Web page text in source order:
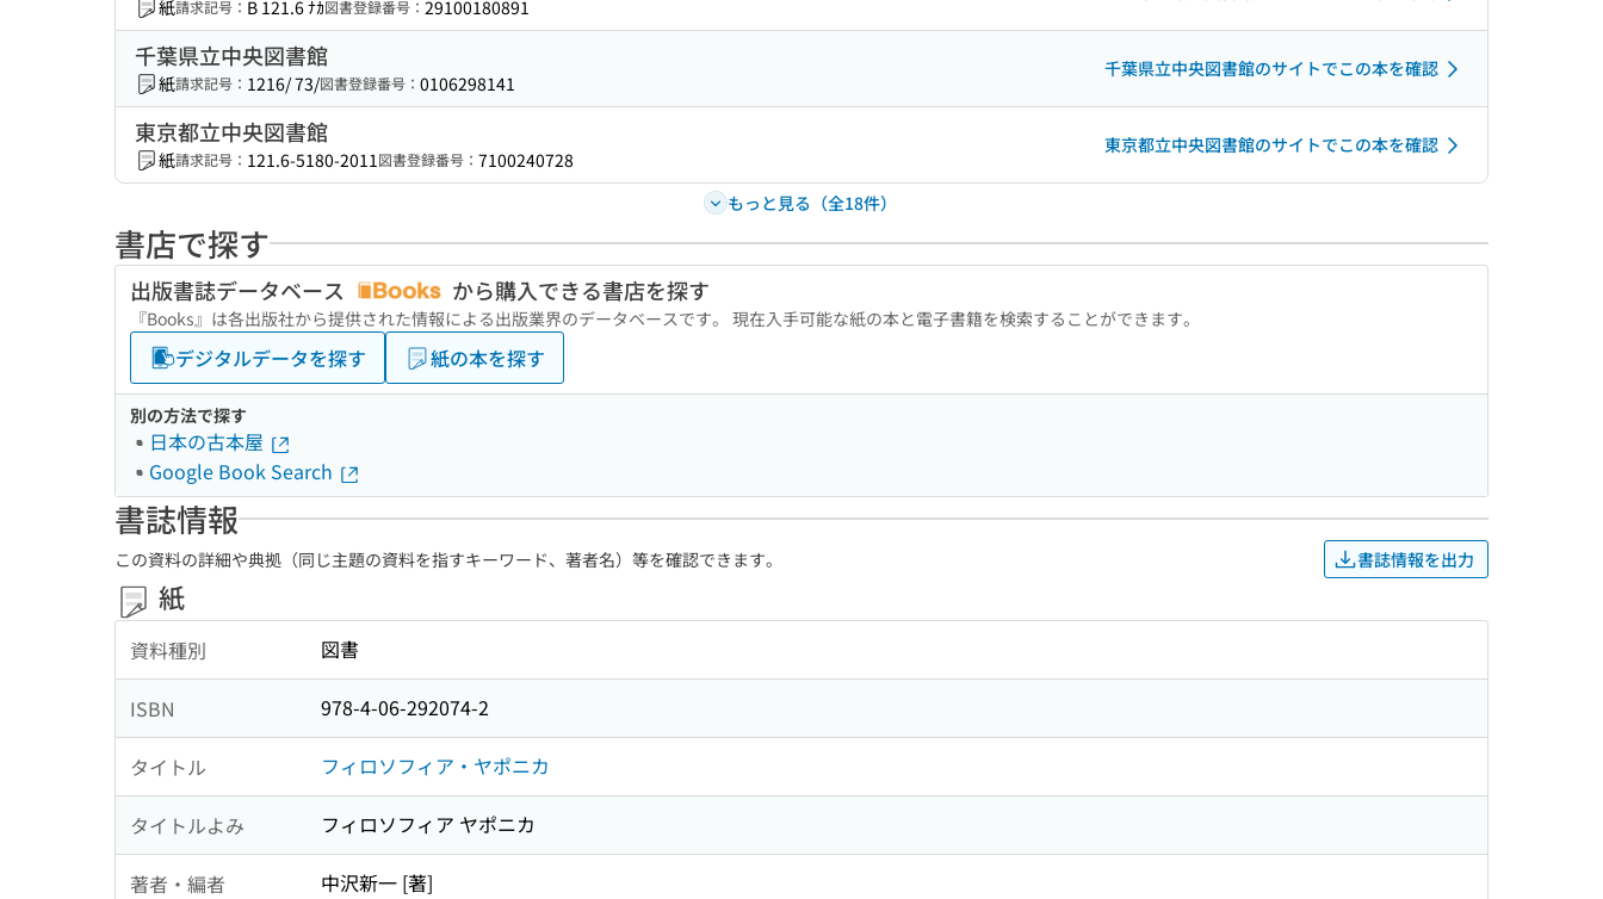
紙請求記号： B 121.6 ﾅｶ図書登録番号： 29100180891
千葉県立中央図書館
紙請求記号： 1216/ 73/図書登録番号： 0106298141
千葉県立中央図書館のサイトでこの本を確認
東京都立中央図書館
紙請求記号： 121.6-5180-2011図書登録番号： 7100240728
東京都立中央図書館のサイトでこの本を確認
もっと見る（全18件）
書店で探す
出版書誌データベース から購入できる書店を探す
『Books』は各出版社から提供された情報による出版業界のデータベースです。 現在入手可能な紙の本と電子書籍を検索することができます。
デジタルデータを探す 紙の本を探す
別の方法で探す
日本の古本屋
Google Book Search
書誌情報
この資料の詳細や典拠（同じ主題の資料を指すキーワード、著者名）等を確認できます。 書誌情報を出力
紙
資料種別 図書
ISBN 978-4-06-292074-2
タイトル フィロソフィア・ヤポニカ
タイトルよみ フィロソフィア ヤポニカ
著者・編者 中沢新一 [著]